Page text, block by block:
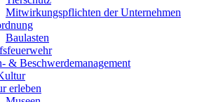
Mitwirkungspflichten der Unternehmen
Baulasten
& Beschwerdemanagement
erleben